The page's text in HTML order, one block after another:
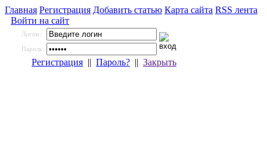
Главная Регистрация Добавить статью Карта сайта RSS лента
Войти на сайт
Логин:
Пароль:
Регистрация || Пароль? || Закрыть